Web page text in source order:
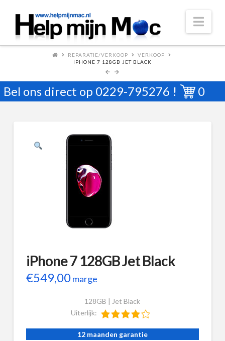
REPARATIE/VERKOOP
VERKOOP
IPHONE 7 128GB JET BLACK
Bel ons direct op 0229-795276 ! 0
iPhone 7 128GB Jet Black
€549,00marge
128GB | Jet Black
Uiterlijk:
12 maanden garantie